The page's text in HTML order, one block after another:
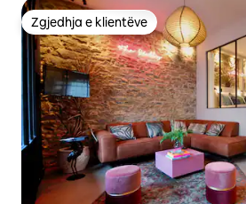
Zgjedhja e klientëve
Zgjedhja e klientëve